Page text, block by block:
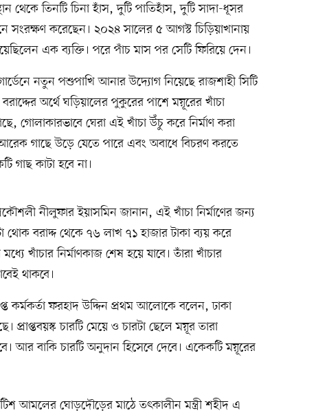
থেকে তিনটি চিনা হাঁস, দুটি পাতিহাঁস, দুটি সাদা-ধূসর
সংরক্ষণ করেছেন। ২০২৪ সালের ৫ আগস্ট চিড়িয়াখানায়
এক ব্যক্তি। পরে পাঁচ মাস পর সেটি ফিরিয়ে দেন।
নতুন পশুপাখি আনার উদ্যোগ নিয়েছে রাজশাহী সিটি
অর্থে ঘড়িয়ালের পুকুরের পাশে ময়ূরের খাঁচা
গোলাকারভাবে ঘেরা এই খাঁচা উঁচু করে নির্মাণ করা
গাছে উড়ে যেতে পারে এবং অবাধে বিচরণ করতে
গাছ কাটা হবে না।
নীলুফার ইয়াসমিন জানান, এই খাঁচা নির্মাণের জন্য
বরাদ্দ থেকে ৭৬ লাখ ৭১ হাজার টাকা ব্যয় করে
খাঁচার নির্মাণকাজ শেষ হয়ে যাবে। তাঁরা খাঁচার
থাকবে।
কর্মকর্তা ফরহাদ উদ্দিন প্রথম আলোকে বলেন, ঢাকা
প্রাপ্তবয়স্ক চারটি মেয়ে ও চারটা ছেলে ময়ূর তারা
আর বাকি চারটি অনুদান হিসেবে দেবে। একেকটি ময়ূরের
আমলের ঘোড়দৌড়ের মাঠে তৎকালীন মন্ত্রী শহীদ এ